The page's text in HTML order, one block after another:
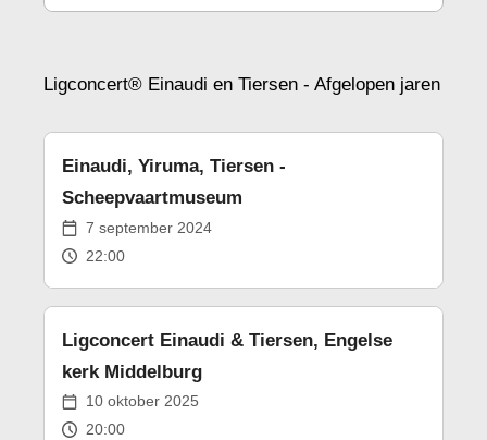
Ligconcert® Einaudi en Tiersen - Afgelopen jaren
7 september 2024
22:00
Einaudi, Yiruma, Tiersen -
Scheepvaartmuseum
10 oktober 2025
20:00
Ligconcert Einaudi & Tiersen, Engelse
kerk Middelburg